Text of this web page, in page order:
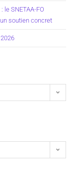
le SNETAA-FO
soutien concret